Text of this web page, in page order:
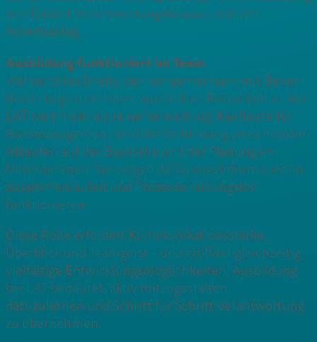
und fordert Verantwortungsbewusstsein im
Arbeitsalltag.
Ausbildung funktioniert im Team
Während des Drehs, den wir gemeinsam mit Beben
Berlin begleitet haben, wurde klar: Büroarbeit ist bei
LAT weit mehr als reine Verwaltung. Kaufleute für
Büromanagement sind die Verbindung zwischen den
Abläufen auf der Baustelle und der Planung im
Unternehmen. Sie sorgen dafür, dass Informationen
zusammenlaufen und Prozesse reibungslos
funktionieren.
Diese Rolle erfordert Kommunikationsstärke,
Überblick und Teamgeist – und eröffnet gleichzeitig
vielfältige Entwicklungsmöglichkeiten. Ausbildung
bei LAT bedeutet, aktiv mitzugestalten,
dazuzulernen und Schritt für Schritt Verantwortung
zu übernehmen.